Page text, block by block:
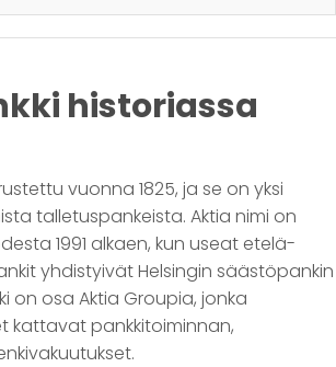
historiassa
vuonna 1825, ja se on yksi
talletuspankeista. Aktia nimi on
1991 alkaen, kun useat etelä-
yhdistyivät Helsingin säästöpankin
on osa Aktia Groupia, jonka
kattavat pankkitoiminnan,